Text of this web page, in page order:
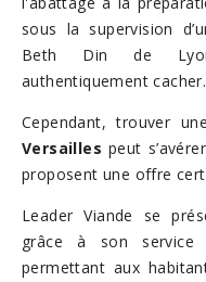
sous la supervision
Beth Din de
authentiquement cacher.
Cependant, trouver
Versailles peut
proposent une offre
Leader Viande se
grâce à son service
permettant aux